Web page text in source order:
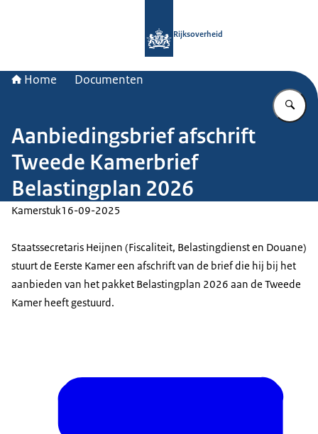
Rijksoverheid
Home Documenten
Aanbiedingsbrief afschrift
Tweede Kamerbrief
Belastingplan 2026
Kamerstuk16-09-2025
Staatssecretaris Heijnen (Fiscaliteit, Belastingdienst en Douane)
stuurt de Eerste Kamer een afschrift van de brief die hij bij het
aanbieden van het pakket Belastingplan 2026 aan de Tweede
Kamer heeft gestuurd.